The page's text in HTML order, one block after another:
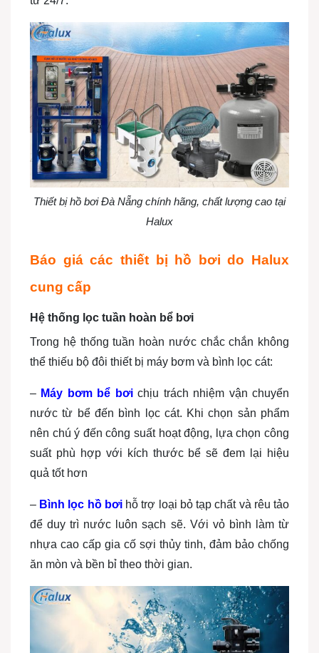
Thiết bị hồ bơi Đà Nẵng chính hãng, chất lượng cao tại
Halux
Báo giá các thiết bị hồ bơi do Halux
cung cấp
Hệ thống lọc tuần hoàn bể bơi
Trong hệ thống tuần hoàn nước chắc chắn không
thể thiếu bộ đôi thiết bị máy bơm và bình lọc cát:
– Máy bơm bể bơichịu trách nhiệm vận chuyển
nước từ bể đến bình lọc cát. Khi chọn sản phẩm
nên chú ý đến công suất hoạt động, lựa chọn công
suất phù hợp với kích thước bể sẽ đem lại hiệu
quả tốt hơn
– Bình lọc hồ bơihỗ trợ loại bỏ tạp chất và rêu tảo
để duy trì nước luôn sạch sẽ. Với vỏ bình làm từ
nhựa cao cấp gia cố sợi thủy tinh, đảm bảo chống
ăn mòn và bền bỉ theo thời gian.